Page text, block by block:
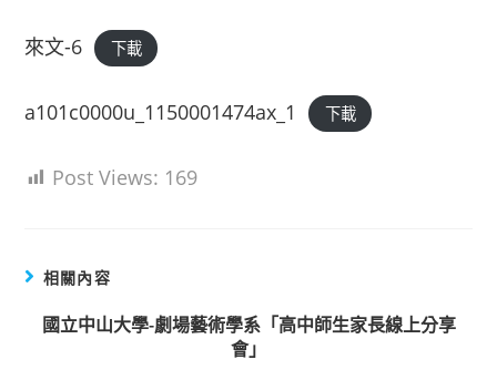
來文-6 下載
a101c0000u_1150001474ax_1 下載
Post Views: 169
相關內容
國立中山大學-劇場藝術學系「高中師生家長線上分享
會」